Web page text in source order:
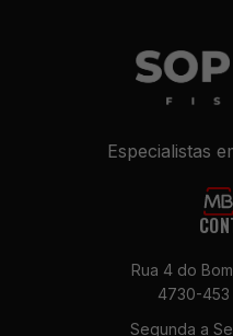
Especialistas
Rua 4 do
4730-453
Segunda a